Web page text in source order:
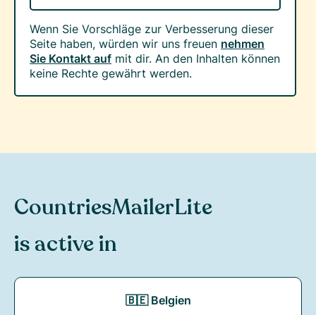
Wenn Sie Vorschläge zur Verbesserung dieser
Seite haben, würden wir uns freuen nehmen
Sie Kontakt auf mit dir. An den Inhalten können
keine Rechte gewährt werden.
CountriesMailerLite
is active in
🇧🇪 Belgien